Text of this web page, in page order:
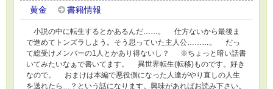
黄金 書籍情報
小説の中に転生するとかあるんだ……。 仕方ないから最後ま
で進めてトンズラしよう。そう思っていた主人公………。 だっ
て総受けメンバーの1人とかあり得ないし？ ※ちょっと暗い話書
いてみたいなぁで書いてます。 異世界転生(転移)ものです。好き
なので。 おまけは本編で悪役側になった人達がやり直しの人生
を送れたら…？という話になります。興味があればお読み下さい。